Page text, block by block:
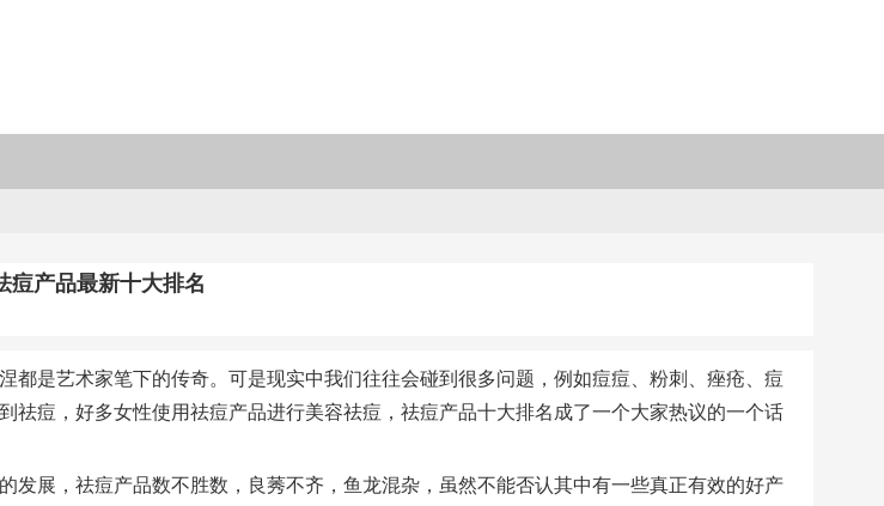
痘产品最新十大排名
都是艺术家笔下的传奇。可是现实中我们往往会碰到很多问题，例如痘痘、粉刺、痤疮、痘
祛痘，好多女性使用祛痘产品进行美容祛痘，祛痘产品十大排名成了一个大家热议的一个话
发展，祛痘产品数不胜数，良莠不齐，鱼龙混杂，虽然不能否认其中有一些真正有效的好产